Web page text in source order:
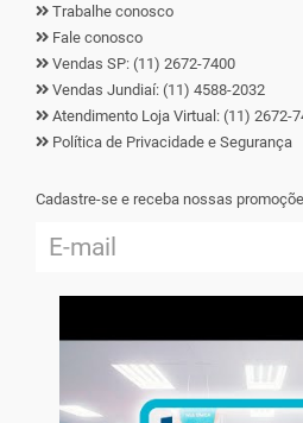
Trabalhe conosco
Fale conosco
Vendas SP: (11) 2672-7400
Vendas Jundiaí: (11) 4588-2032
Atendimento Loja Virtual: (11) 2672-
Política de Privacidade e Segurança
Cadastre-se e receba nossas